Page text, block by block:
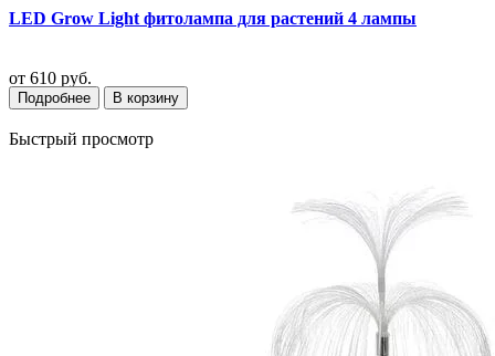
LED Grow Light фитолампа для растений 4 лампы
от 610 руб.
Подробнее В корзину
Быстрый просмотр